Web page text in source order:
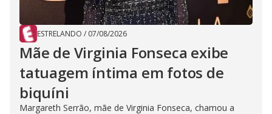
ESTRELANDO / 07/08/2026
Mãe de Virginia Fonseca exibe
tatuagem íntima em fotos de
biquíni
Margareth Serrão, mãe de Virginia Fonseca, chamou a